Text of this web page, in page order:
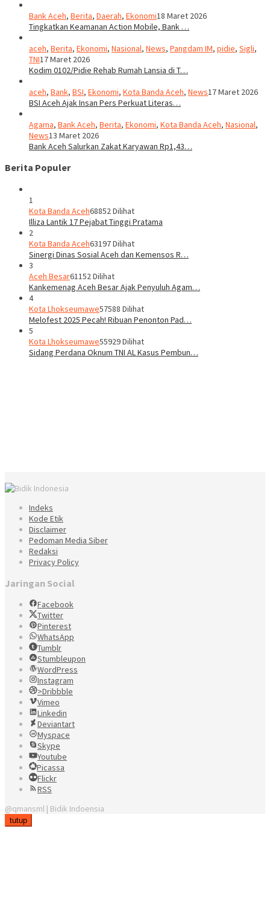
Bank Aceh, Berita, Daerah, Ekonomi18 Maret 2026
Tingkatkan Keamanan Action Mobile, Bank …
aceh, Berita, Ekonomi, Nasional, News, Pangdam IM, pidie, Sigli,
TNI17 Maret 2026
Kodim 0102/Pidie Rehab Rumah Lansia di T…
aceh, Bank, BSI, Ekonomi, Kota Banda Aceh, News17 Maret 2026
BSI Aceh Ajak Insan Pers Perkuat Literas…
Agama, Bank Aceh, Berita, Ekonomi, Kota Banda Aceh, Nasional,
News13 Maret 2026
Bank Aceh Salurkan Zakat Karyawan Rp1,43…
Berita Populer
1
Kota Banda Aceh68852 Dilihat
Illiza Lantik 17 Pejabat Tinggi Pratama
2
Kota Banda Aceh63197 Dilihat
Sinergi Dinas Sosial Aceh dan Kemensos R…
3
Aceh Besar61152 Dilihat
Kankemenag Aceh Besar Ajak Penyuluh Agam…
4
Kota Lhokseumawe57588 Dilihat
Melofest 2025 Pecah! Ribuan Penonton Pad…
5
Kota Lhokseumawe55929 Dilihat
Sidang Perdana Oknum TNI AL Kasus Pembun…
Indeks
Kode Etik
Disclaimer
Pedoman Media Siber
Redaksi
Privacy Policy
Jaringan Social
Facebook
Twitter
Pinterest
WhatsApp
Tumblr
Stumbleupon
WordPress
Instagram
>Dribbble
Vimeo
Linkedin
Deviantart
Myspace
Skype
Youtube
Picassa
Flickr
RSS
@qmansml | Bidik Indoensia
tutup